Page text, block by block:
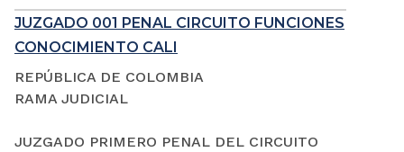
JUZGADO 001 PENAL CIRCUITO FUNCIONES
CONOCIMIENTO CALI
REPÚBLICA DE COLOMBIA
RAMA JUDICIAL
JUZGADO PRIMERO PENAL DEL CIRCUITO